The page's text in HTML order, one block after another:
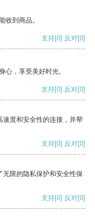
收到商品。
支持[0] 反对[0]
心，享受美好时光。
支持[0] 反对[0]
度和安全性的连接，并帮
支持[0] 反对[0]
限的隐私保护和安全性保
支持[0] 反对[0]